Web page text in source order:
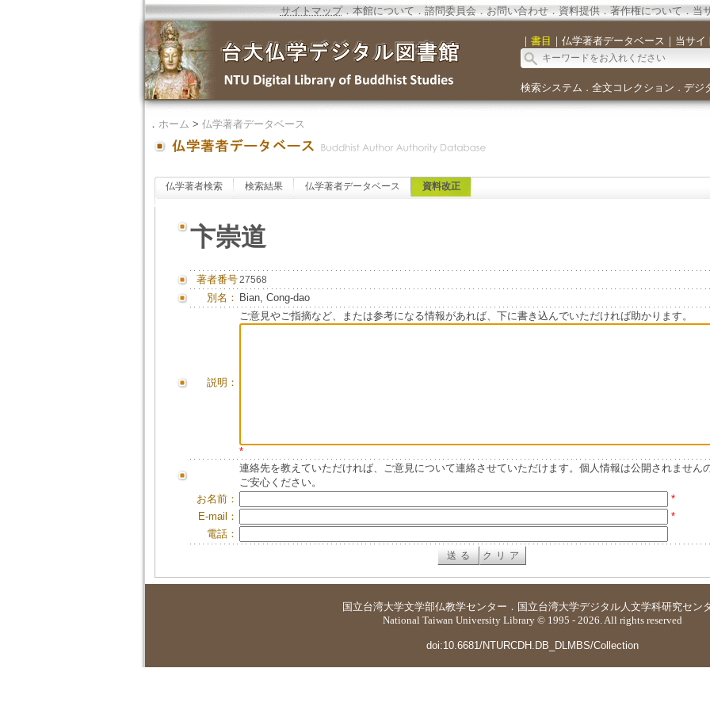
サイトマップ．本館について．諮問委員会． お問い合わせ． 資料提供．著作権について．当
｜ 書目 ｜ 仏学著者データベース ｜ 当サイ
検索システム ． 全文コレクション ． デジ
． ホーム > 仏学著者データベース
仏学著者検索 検索結果 仏学著者データベース 資料改正
卞崇道
著者番号27568
別名： Bian, Cong-dao
説明：
ご意見やご指摘など、または参考になる情報があれば、下に書き込んでいただければ助かります。
*
連絡先を教えていただければ、ご意見について連絡させていただけます。個人情報は公開されません
ご安心ください。
お名前：
*
E-mail：
*
電話：
国立台湾大学文学部仏教学センター ． 国立台湾大学デジタル人文学科研究セン
National Taiwan University Library © 1995 - 2026. All rights reserved
doi:10.6681/NTURCDH.DB_DLMBS/Collection